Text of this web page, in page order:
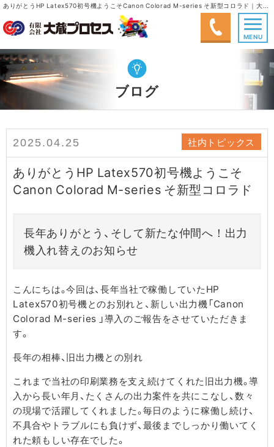
ありがとうHP Latex570初号機ようこそCanon Colorad M-series そ新型コロラド｜大型シルクスクリーン印刷、大型インクジェット出力、塗画(手書き)｜有限会社大蔵プロセス
MENU
ブログ
2025.04.25 社内トピックス
ありがとうHP Latex570初号機ようこそ
Canon Colorad M-series そ新型コロラド
長年ありがとう、そして新たな仲間へ！出力
機入れ替えのお知らせ
こんにちは。今回は、長年当社で稼働していたHP
Latex570初号機とのお別れと、新しい出力機「Canon
Colorad M-series 」導入のご報告をさせていただきま
す。
長年の相棒、旧出力機との別れ
これまで当社の印刷業務を支え続けてくれた旧出力機。導
入から長い年月、たくさんの出力案件を共にこなし、数々
の現場で活躍してくれました。毎日のように稼働し続け、
不具合やトラブルにも負けず、最後までしっかり働いてく
れた頼もしい存在でした。